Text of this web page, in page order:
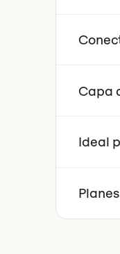
Capa
Ideal
Planes